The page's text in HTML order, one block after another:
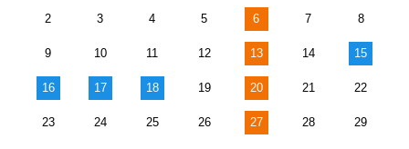
2 3 4 5 6 7 8
9 10 11 12 13 14 15
16 17 18 19 20 21 22
23 24 25 26 27 28 29